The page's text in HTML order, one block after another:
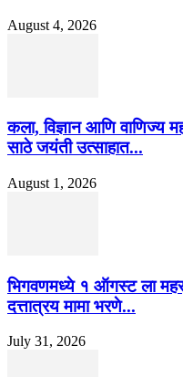
August 4, 2026
कला, विज्ञान आणि वाणिज्य
साठे जयंती उत्साहात...
August 1, 2026
भिगवणमध्ये १ ऑगस्ट ला
दत्तात्रय मामा भरणे...
July 31, 2026